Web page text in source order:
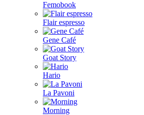
Femobook
Flair espresso
Gene Café
Goat Story
Hario
La Pavoni
Morning